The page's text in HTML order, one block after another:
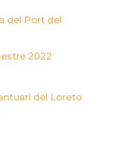
del Port del
2022
del Loreto